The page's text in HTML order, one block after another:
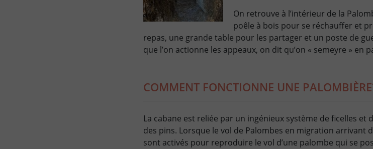
On retrouve à l’intérieur de la
poêle à bois pour se réchauffer et
repas, une grande table pour les partager et un poste de
que l’on actionne les appeaux, on dit qu’on « semeyre » en
COMMENT FONCTIONNE UNE
La cabane est reliée par un ingénieux système de ficelles et
des pins. Lorsque le vol de Palombes en migration arrivant
sont activés pour reproduire le vol d’une palombe qui se